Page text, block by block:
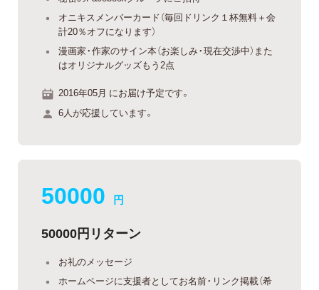
オニキスメンバーカード（毎回ドリンク１杯無料＋会
計20％オフになります）
漫画家・作家のサイン本（お楽しみ・現在交渉中）また
はオリジナルグッズもう2点
2016年05月 にお届け予定です。
6人が応援しています。
50000 円
50000円リターン
お礼のメッセージ
ホームページに支援者としてお名前・リンク掲載（希